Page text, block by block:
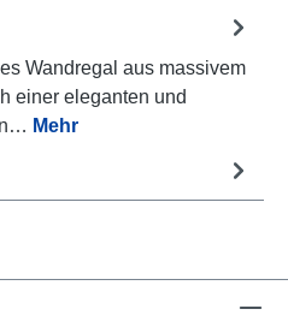
Wandregal aus massivem
einer eleganten und
Mehr